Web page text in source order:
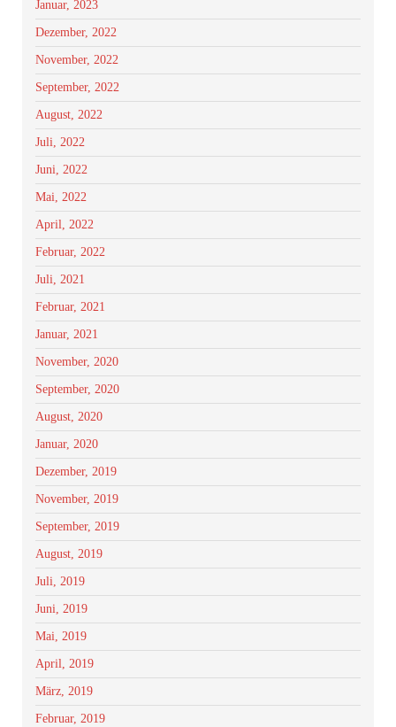
Januar, 2023
Dezember, 2022
November, 2022
September, 2022
August, 2022
Juli, 2022
Juni, 2022
Mai, 2022
April, 2022
Februar, 2022
Juli, 2021
Februar, 2021
Januar, 2021
November, 2020
September, 2020
August, 2020
Januar, 2020
Dezember, 2019
November, 2019
September, 2019
August, 2019
Juli, 2019
Juni, 2019
Mai, 2019
April, 2019
März, 2019
Februar, 2019